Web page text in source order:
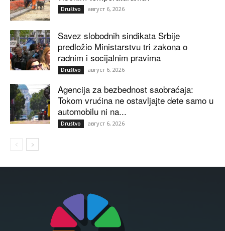
Društvo август 6, 2026
Savez slobodnih sindikata Srbije
predložio Ministarstvu tri zakona o
radnim i socijalnim pravima
Društvo август 6, 2026
Agencija za bezbednost saobraćaja:
Tokom vrućina ne ostavljajte dete samo u
automobilu ni na...
Društvo август 6, 2026